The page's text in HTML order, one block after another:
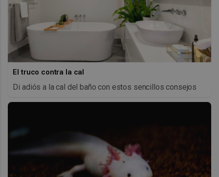
El truco contra la cal
Di adiós a la cal del baño con estos sencillos consejos